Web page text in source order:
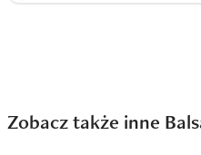
Zobacz także inne